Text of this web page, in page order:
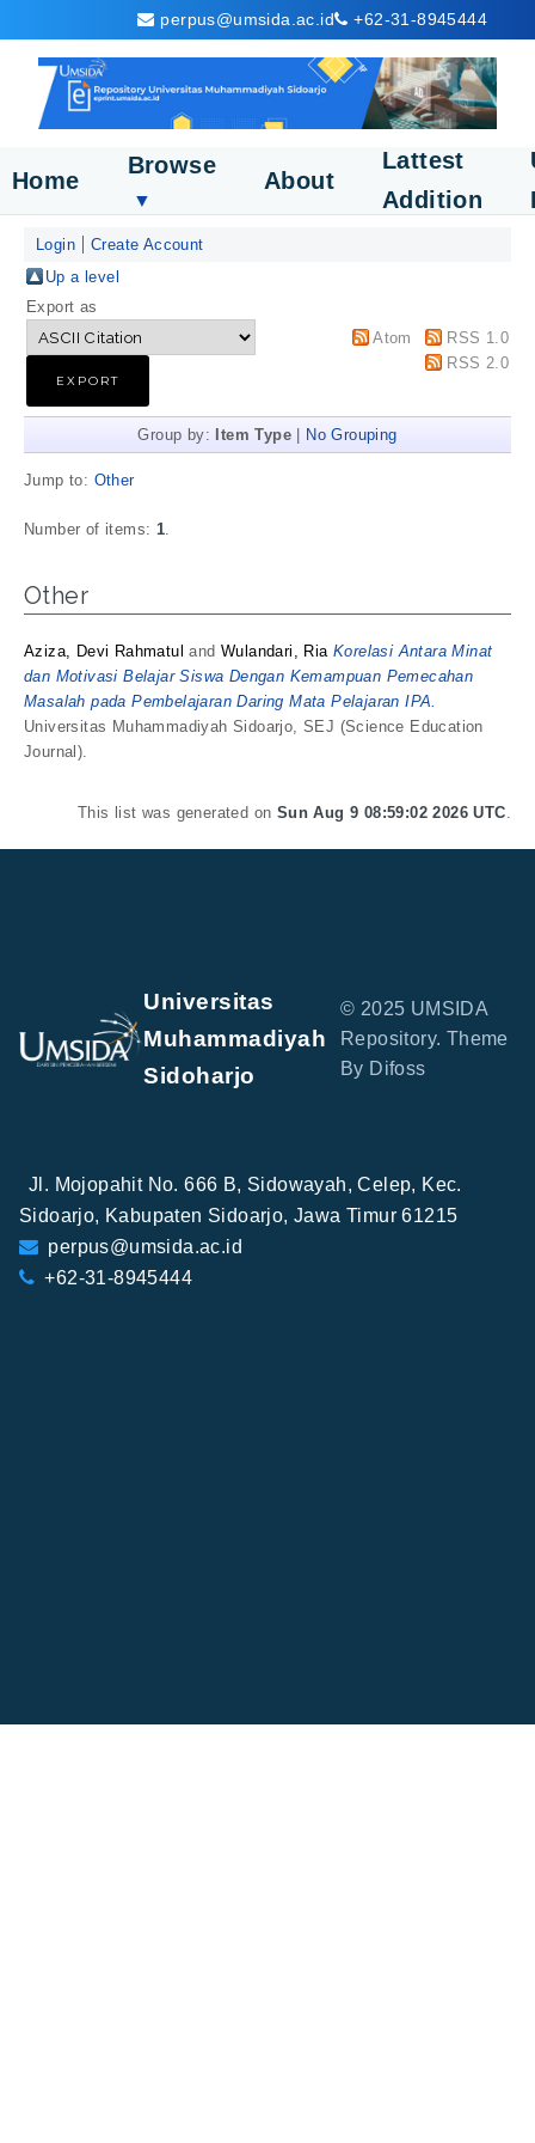
perpus@umsida.ac.id +62-31-8945444
Home
Browse
▼
About
Lattest
Addition
Login
Create Account
Up a level
Export as
Atom
RSS 1.0
RSS 2.0
Group by: Item Type No Grouping
Jump to: Other
Number of items: 1.
Other
Aziza, Devi Rahmatul andWulandari, Ria Korelasi Antara Minat
dan Motivasi Belajar Siswa Dengan Kemampuan Pemecahan
Masalah pada Pembelajaran Daring Mata Pelajaran IPA.
Universitas Muhammadiyah Sidoarjo, SEJ (Science Education
Journal).
This list was generated on Sun Aug 9 08:59:02 2026 UTC.
Universitas
Muhammadiyah
Sidoharjo
© 2025 UMSIDA
Repository. Theme
By Difoss
Jl. Mojopahit No. 666 B, Sidowayah, Celep, Kec.
Sidoarjo, Kabupaten Sidoarjo, Jawa Timur 61215
perpus@umsida.ac.id
+62-31-8945444